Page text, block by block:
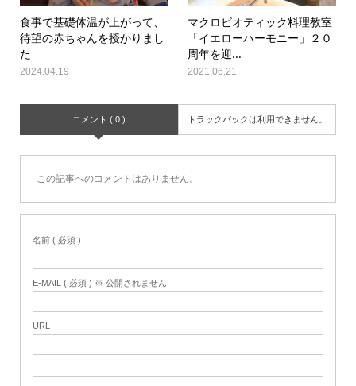
食事で基礎体温が上がって、
待望の赤ちゃんを授かりまし
た
2024.04.19
マクロビオティック料理教室
「イエローハーモニー」２０
周年を迎...
2021.06.21
コメント ( 0 ) トラックバックは利用できません。
この記事へのコメントはありません。
名前 ( 必須 )
E-MAIL ( 必須 ) ※ 公開されません
URL